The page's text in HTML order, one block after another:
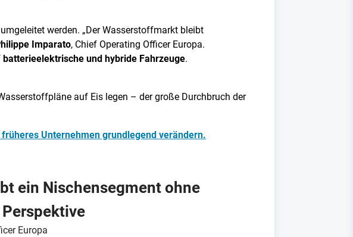
umgeleitet werden. „Der Wasserstoffmarkt bleibt
Imparato, Chief Operating Officer Europa.
batterieelektrische und hybride Fahrzeuge.
auf Eis legen – der große Durchbruch der
Unternehmen grundlegend verändern.
ein Nischensegment ohne
Europa